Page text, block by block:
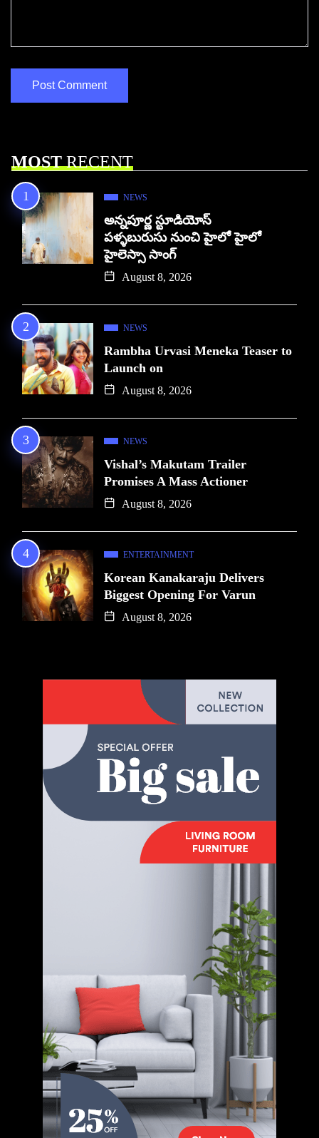
MOSTRECENT
NEWS
అన్నపూర్ణ స్టూడియోస్
పళ్ళబురుసు నుంచి హైలో హైలో
హైలెస్సా సాంగ్
August 8, 2026
NEWS
Rambha Urvasi Meneka Teaser to
Launch on
August 8, 2026
NEWS
Vishal’s Makutam Trailer
Promises A Mass Actioner
August 8, 2026
ENTERTAINMENT
Korean Kanakaraju Delivers
Biggest Opening For Varun
August 8, 2026